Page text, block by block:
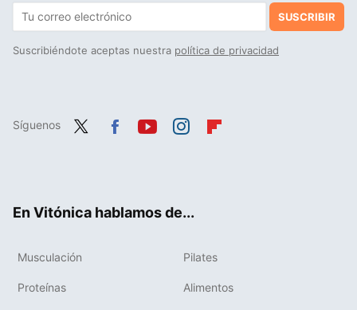
SUSCRIBIR
Suscribiéndote aceptas nuestra política de privacidad
Síguenos
En Vitónica hablamos de...
Musculación Pilates
Proteínas Alimentos